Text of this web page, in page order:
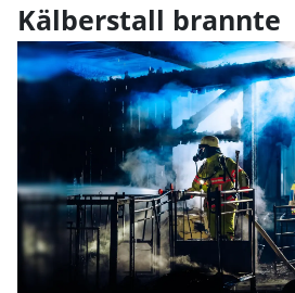
Kälberstall brannte